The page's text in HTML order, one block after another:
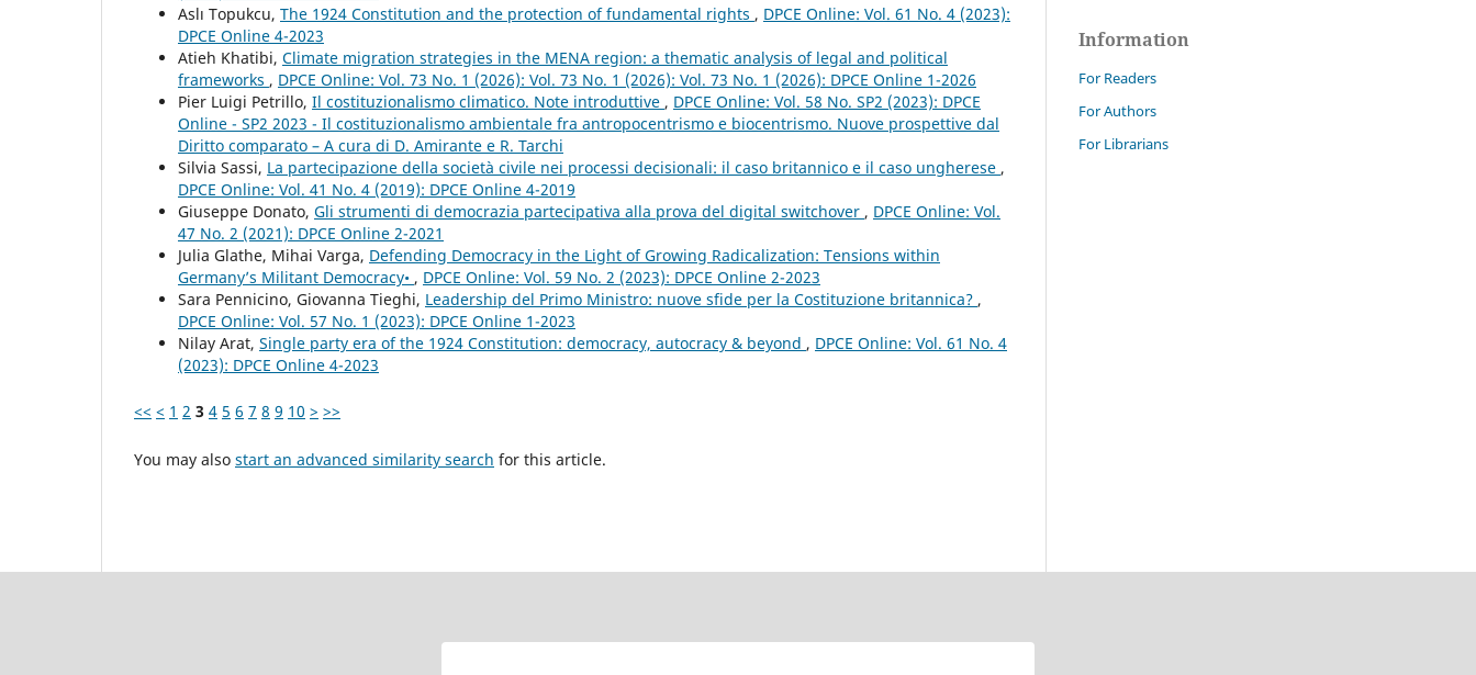
Aslı Topukcu, The 1924 Constitution and the protection of fundamental rights , DPCE Online: Vol. 61 No. 4 (2023):
DPCE Online 4-2023
Atieh Khatibi, Climate migration strategies in the MENA region: a thematic analysis of legal and political
frameworks , DPCE Online: Vol. 73 No. 1 (2026): Vol. 73 No. 1 (2026): Vol. 73 No. 1 (2026): DPCE Online 1-2026
Pier Luigi Petrillo, Il costituzionalismo climatico. Note introduttive , DPCE Online: Vol. 58 No. SP2 (2023): DPCE
Online - SP2 2023 - Il costituzionalismo ambientale fra antropocentrismo e biocentrismo. Nuove prospettive dal
Diritto comparato – A cura di D. Amirante e R. Tarchi
Silvia Sassi, La partecipazione della società civile nei processi decisionali: il caso britannico e il caso ungherese ,
DPCE Online: Vol. 41 No. 4 (2019): DPCE Online 4-2019
Giuseppe Donato, Gli strumenti di democrazia partecipativa alla prova del digital switchover , DPCE Online: Vol.
47 No. 2 (2021): DPCE Online 2-2021
Julia Glathe, Mihai Varga, Defending Democracy in the Light of Growing Radicalization: Tensions within
Germany’s Militant Democracy• , DPCE Online: Vol. 59 No. 2 (2023): DPCE Online 2-2023
Sara Pennicino, Giovanna Tieghi, Leadership del Primo Ministro: nuove sfide per la Costituzione britannica? ,
DPCE Online: Vol. 57 No. 1 (2023): DPCE Online 1-2023
Nilay Arat, Single party era of the 1924 Constitution: democracy, autocracy & beyond , DPCE Online: Vol. 61 No. 4
(2023): DPCE Online 4-2023
<< < 1 2 3 4 5 6 7 8 9 10 > >>
You may also start an advanced similarity search for this article.
Information
For Readers
For Authors
For Librarians